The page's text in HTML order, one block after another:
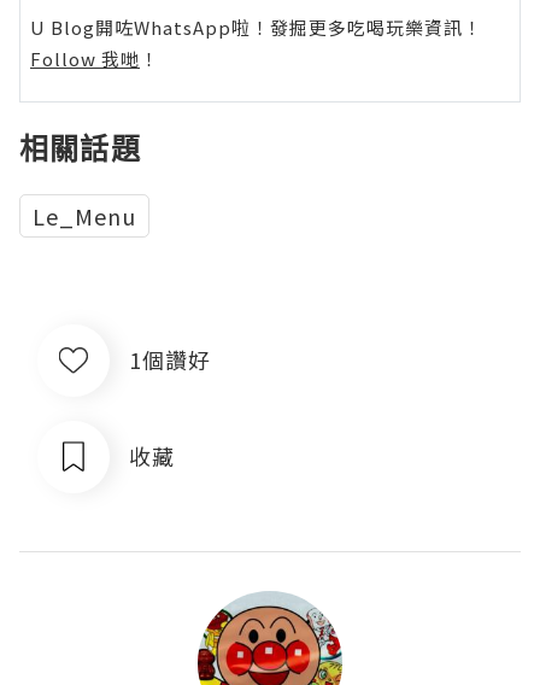
U Blog開咗WhatsApp啦！發掘更多吃喝玩樂資訊！
Follow 我哋 ！
相關話題
Le_Menu
1個讚好
收藏